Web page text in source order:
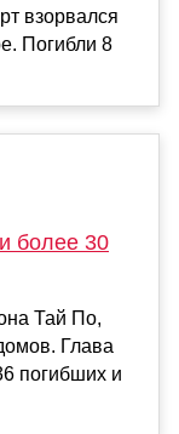
взорвался
Погибли 8
более 30
Тай По,
Глава
погибших и